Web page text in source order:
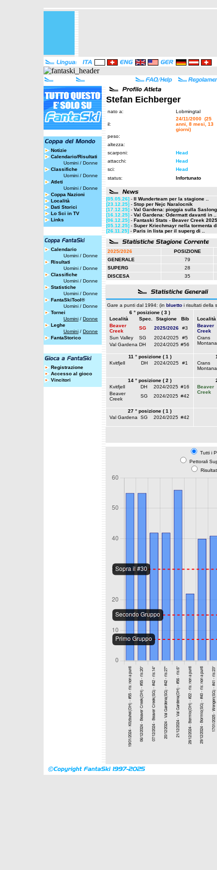
Notizie
Calendario/Risultati
Uomini / Donne
Classifiche
Uomini / Donne
Atleti
Uomini / Donne
Coppa Nazioni
Località
Dati Storici
Lo Sci in TV
Links
Calendario
Uomini / Donne
Risultati
Uomini / Donne
Classifiche
Uomini / Donne
Statistiche
Uomini / Donne
FantaSkiTool®
Uomini / Donne
Tornei
Uomini / Donne
Leghe
Uomini / Donne
FantaStorico
Registrazione
Accesso al gioco
Vincitori
Stefan Eichberger
nato a: Lobmingtal
il:
24/11/2000 (25
anni, 8 mesi, 13
giorni)
peso:
altezza:
scarponi:
Head
attacchi:
Head
sci:
Head
status:
Infortunato
[05.05.26] - Il Wunderteam per la stagione ..
[23.12.25] - Stop per Nejc Naralocnik
[17.12.25] - Val Gardena: pioggia sulla
[16.12.25] - Val Gardena: Odermatt davanti in ..
[06.12.25] - Fantaski Stats - Beaver Creek
[05.12.25] - Super Kriechmayr nella tormenta
[26.11.25] - Paris in lista per il superg di ..
2025/2026
POSIZIONE
GENERALE
79
SUPERG
28
DISCESA
35
Gare a punti dal 1994: (in bluetto i risultati della
6 ° posizione ( 3 )
Località
Spec. Stagione
Bib
Beaver
Creek
SG 2025/2026
#3
Sun Valley
SG 2024/2025
#5
Val Gardena DH 2024/2025 #56
Località
Beaver
Creek
Crans
Montana
11 ° posizione ( 1 )
Kvitfjell
DH 2024/2025 #1
Crans
Montana
14 ° posizione ( 2 )
Kvitfjell
DH 2024/2025 #16
Beaver
Creek
SG 2024/2025 #42
Beaver
Creek
27 ° posizione ( 1 )
Val Gardena
SG 2024/2025 #42
Tutti i
Pettorali